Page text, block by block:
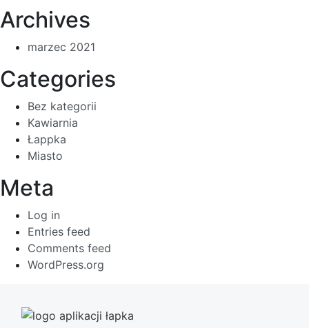
Archives
marzec 2021
Categories
Bez kategorii
Kawiarnia
Łappka
Miasto
Meta
Log in
Entries feed
Comments feed
WordPress.org